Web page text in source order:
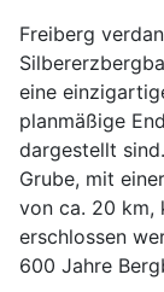
Freiberg
eine
planmäßige
dargestellt
Grube, mit
von ca. 20 km,
erschlossen
600 Jahre